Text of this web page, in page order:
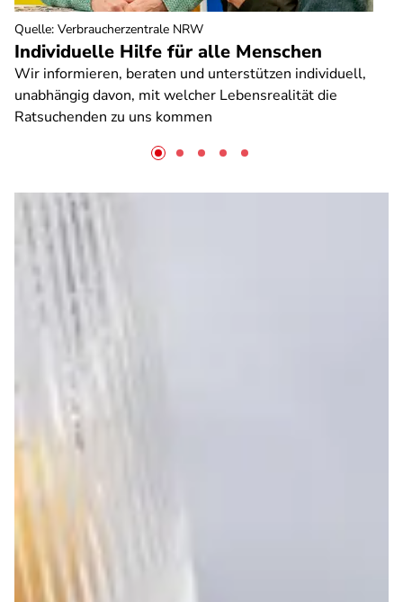
Individuelle Hilfe für alle Menschen
Wir informieren, beraten und unterstützen individuell,
unabhängig davon, mit welcher Lebensrealität die
Ratsuchenden zu uns kommen
Quelle: Verbraucherzentrale NRW